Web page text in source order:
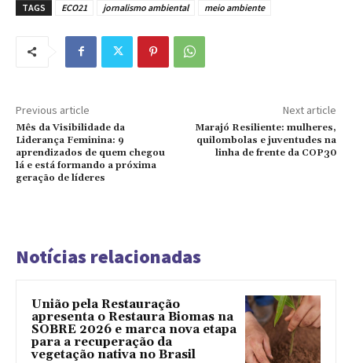
TAGS ECO21 jornalismo ambiental meio ambiente
Previous article
Mês da Visibilidade da
Liderança Feminina: 9
aprendizados de quem chegou
lá e está formando a próxima
geração de líderes
Next article
Marajó Resiliente: mulheres,
quilombolas e juventudes na
linha de frente da COP30
Notícias relacionadas
União pela Restauração
apresenta o Restaura Biomas na
SOBRE 2026 e marca nova etapa
para a recuperação da
vegetação nativa no Brasil